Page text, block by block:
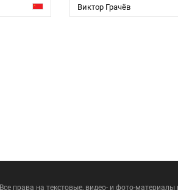
Виктор Грачёв
Все права на текстовые, видео- и фото-